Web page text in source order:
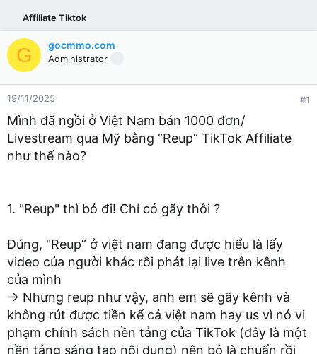
a
d
s
t
a
t
r
ử
i
a
Affiliate Tiktok
G gocmmo.com
Administrator
19/11/2025 #1
Mình đã ngồi ở Việt Nam bán 1000 đơn/
Livestream qua Mỹ bằng “Reup” TikTok Affiliate
như thế nào?
1. "Reup" thì bỏ đi! Chỉ có gãy thôi ?
Đúng, "Reup” ở việt nam đang được hiểu là lấy
video của người khác rồi phát lại live trên kênh
của mình
-> Nhưng reup như vậy, anh em sẽ gãy kênh và
không rút được tiền kể cả việt nam hay us vì nó vi
phạm chính sách nền tảng của TikTok (đây là một
nền tảng sáng tạo nội dung) nên bỏ là chuẩn rồi